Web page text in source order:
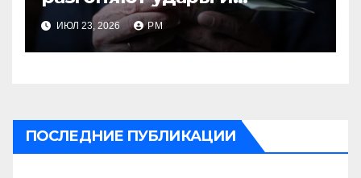
ожидания
ИЮЛ 23, 2026 РМ
ПОСЛЕДНИЕ ПУБЛИКАЦИИ